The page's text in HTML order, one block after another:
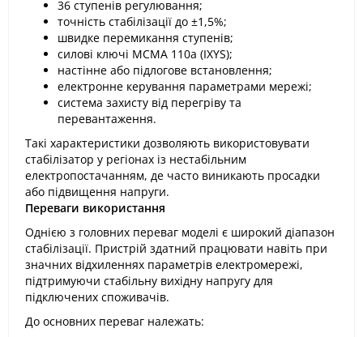
36 ступенів регулювання;
точність стабілізації до ±1,5%;
швидке перемикання ступенів;
силові ключі MCMA 110a (IXYS);
настінне або підлогове встановлення;
електронне керування параметрами мережі;
система захисту від перегріву та
перевантаження.
Такі характеристики дозволяють використовувати
стабілізатор у регіонах із нестабільним
електропостачанням, де часто виникають просадки
або підвищення напруги.
Переваги використання
Однією з головних переваг моделі є широкий діапазон
стабілізації. Пристрій здатний працювати навіть при
значних відхиленнях параметрів електромережі,
підтримуючи стабільну вихідну напругу для
підключених споживачів.
До основних переваг належать: